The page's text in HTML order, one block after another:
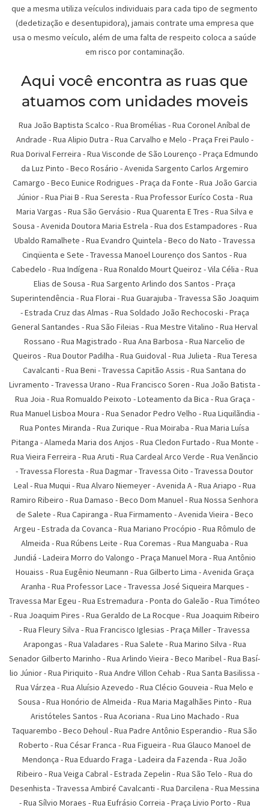
que a mesma utiliza veículos individuais para cada tipo de segmento
(dedetização e desentupidora), jamais contrate uma empresa que
usa o mesmo veículo, além de uma falta de respeito coloca a saúde
em risco por contaminação.
Aqui você encontra as ruas que
atuamos com unidades moveis
Rua João Baptista Scalco -Rua Bromélias -Rua Coronel Aníbal de
Andrade -Rua Alipio Dutra -Rua Carvalho e Melo -Praça Frei Paulo -
Rua Dorival Ferreira -Rua Visconde de São Lourenço -Praça Edmundo
da Luz Pinto -Beco Rosário -Avenida Sargento Carlos Argemiro
Camargo -Beco Eunice Rodrigues -Praça da Fonte -Rua João Garcia
Júnior-Rua Piai B -Rua Seresta -Rua Professor Euríco Costa -Rua
Maria Vargas -Rua São Gervásio -Rua Quarenta E Tres -Rua Silva e
Sousa -Avenida Doutora Maria Estrela -Rua dos Estampadores -Rua
Ubaldo Ramalhete -Rua Evandro Quintela -Beco do Nato -Travessa
Cinqüenta e Sete -Travessa Manoel Lourenço dos Santos -Rua
Cabedelo -Rua Indígena -Rua Ronaldo Mourt Queiroz -Vila Célia -Rua
Elias de Sousa -Rua Sargento Arlindo dos Santos -Praça
Superintendência -Rua Florai -Rua Guarajuba -Travessa São Joaquim
-Estrada Cruz das Almas -Rua Soldado João Rechocoski -Praça
General Santandes -Rua São Fileias -Rua Mestre Vitalino -Rua Herval
Rossano -Rua Magistrado -Rua Ana Barbosa -Rua Narcelio de
Queiros -Rua Doutor Padilha -Rua Guidoval-Rua Julieta -Rua Teresa
Cavalcanti -Rua Beni -Travessa Capitão Assis -Rua Santana do
Livramento -Travessa Urano -Rua Francisco Soren -Rua João Batista -
Rua Joia -Rua Romualdo Peixoto -Loteamento da Bica -Rua Graça -
Rua Manuel Lisboa Moura -Rua Senador Pedro Velho -Rua Liquilãndia -
Rua Pontes Miranda -Rua Zurique -Rua Moiraba -Rua Maria Luí­sa
Pitanga -Alameda Maria dos Anjos -Rua Cledon Furtado -Rua Monte -
Rua Vieira Ferreira -Rua Aruti -Rua Cardeal Arco Verde -Rua Venãncio
-Travessa Floresta -Rua Dagmar-Travessa Oito -Travessa Doutor
Leal-Rua Muqui -Rua Alvaro Niemeyer-Avenida A-Rua Ariapo -Rua
Ramiro Ribeiro -Rua Damaso -Beco Dom Manuel-Rua Nossa Senhora
de Salete -Rua Capiranga -Rua Firmamento -Avenida Vieira -Beco
Argeu -Estrada da Covanca -Rua Mariano Procópio -Rua Rômulo de
Almeida -Rua Rúbens Leite -Rua Coremas -Rua Manguaba -Rua
Jundiá -Ladeira Morro do Valongo -Praça Manuel Mora -Rua Antônio
Houaiss -Rua Eugênio Neumann -Rua Gilberto Lima -Avenida Graça
Aranha -Rua Professor Lace -Travessa José Siqueira Marques -
Travessa Mar Egeu -Rua Estremadura -Ponta do Galeão -Rua Timóteo
-Rua Joaquim Pires -Rua Geraldo de La Rocque -Rua Joaquim Ribeiro
-Rua Fleury Silva -Rua Francisco Iglesias -Praça Miller-Travessa
Arapongas -Rua Valadares -Rua Salete -Rua Marino Silva -Rua
Senador Gilberto Marinho -Rua Arlindo Vieira -Beco Maribel-Rua Basí­
lio Júnior-Rua Piriquito -Rua Andre Villon Cehab -Rua Santa Basilissa -
Rua Várzea -Rua Aluí­sio Azevedo -Rua Clécio Gouveia -Rua Melo e
Sousa -Rua Honório de Almeida -Rua Maria Magalhães Pinto -Rua
Aristóteles Santos -Rua Acoriana -Rua Lino Machado -Rua
Taquarembo -Beco Dehoul-Rua Padre Antônio Esperandio -Rua São
Roberto -Rua César Franca -Rua Figueira -Rua Glauco Manoel de
Mendonça -Rua Eduardo Fraga -Ladeira da Fazenda -Rua João
Ribeiro -Rua Veiga Cabral-Estrada Zepelin -Rua São Telo -Rua do
Desenhista -Travessa Ambiré Cavalcanti -Rua Darcilena -Rua Messina
-Rua Sí­lvio Moraes -Rua Eufrásio Correia -Praça Livio Porto -Rua